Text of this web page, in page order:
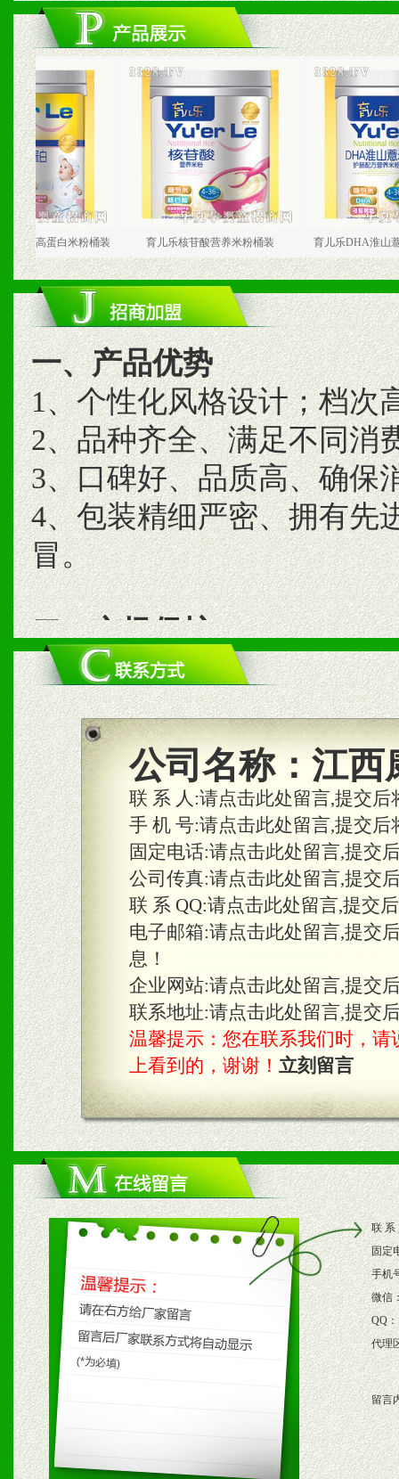
蛋白米粉桶装 育儿乐核苷酸营养米粉桶装 育儿乐DHA淮山薏米护
一、产品优势
1、个性化风格设计；档次
2、品种齐全、满足不同消
3、口碑好、品质高、确保
4、包装精细严密、拥有先
冒。
二、市场保护
1、统一市场价格；建立全
商利润。
2、区域独家经营；建立区
合作关系。
三、物料及媒体
1、免费提供体验及宣传彩
2、不定期在各大知名网站
知名度和影响力。
3、根据地方实际情况提供
具。
四、市场操作及支持
1、根据区域市场协助制定
2、根据具体情况公司给予
3、根据市场需要，派驻区
保产品顺利销售。
4、根据市场情况公司给予
购支持。
五、退换货制度
公司名称： 江西
联 系 人:请点击此处留言,提交
手 机 号:请点击此处留言,提交
固定电话:请点击此处留言,提交
公司传真:请点击此处留言,提交
联 系 QQ:请点击此处留言,提交
电子邮箱:请点击此处留言,提交
息！
企业网站:请点击此处留言,提交
联系地址:请点击此处留言,提交
温馨提示：您在联系我们时，请
上看到的，谢谢！ 立刻留言
联 系
固定
手机
微信
QQ：
代理
留言